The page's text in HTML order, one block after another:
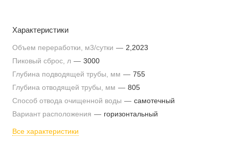
Характеристики
Объем переработки, м3/сутки — 2,2023
Пиковый сброс, л — 3000
Глубина подводящей трубы, мм — 755
Глубина отводящей трубы, мм — 805
Способ отвода очищенной воды — самотечный
Вариант расположения — горизонтальный
Все характеристики